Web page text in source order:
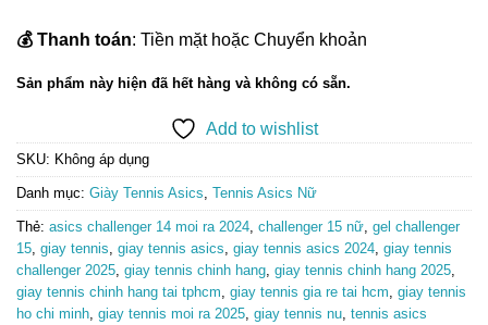
💰 Thanh toán: Tiền mặt hoặc Chuyển khoản
Sản phẩm này hiện đã hết hàng và không có sẵn.
Add to wishlist
SKU: Không áp dụng
Danh mục: Giày Tennis Asics, Tennis Asics Nữ
Thẻ: asics challenger 14 moi ra 2024, challenger 15 nữ, gel challenger
15, giay tennis, giay tennis asics, giay tennis asics 2024, giay tennis
challenger 2025, giay tennis chinh hang, giay tennis chinh hang 2025,
giay tennis chinh hang tai tphcm, giay tennis gia re tai hcm, giay tennis
ho chi minh, giay tennis moi ra 2025, giay tennis nu, tennis asics